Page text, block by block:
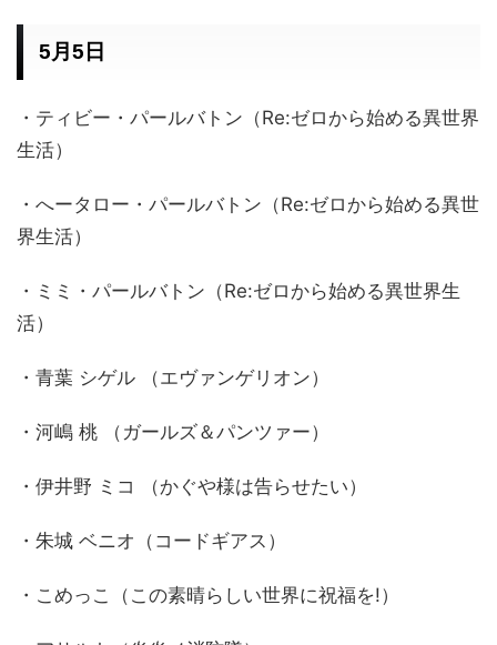
5月5日
・ティビー・パールバトン（Re:ゼロから始める異世界
生活）
・へータロー・パールバトン（Re:ゼロから始める異世
界生活）
・ミミ・パールバトン（Re:ゼロから始める異世界生
活）
・青葉 シゲル （エヴァンゲリオン）
・河嶋 桃 （ガールズ＆パンツァー）
・伊井野 ミコ （かぐや様は告らせたい）
・朱城 ベニオ（コードギアス）
・こめっこ（この素晴らしい世界に祝福を!）